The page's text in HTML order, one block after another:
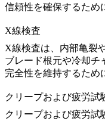
信頼性を確保するため
X線検査
X線検査は、内部亀裂
ブレード根元や冷却チ
完全性を維持するため
クリープおよび疲労試
クリープおよび疲労試